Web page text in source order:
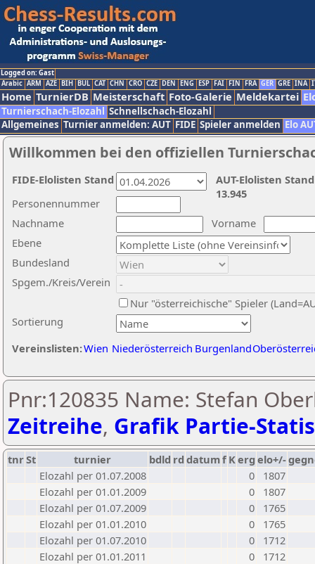
Logged on: Gast
Arabic ARM AZE BIH BUL CAT CHN CRO CZE DEN ENG ESP FAI FIN FRA GER GRE INA
Home TurnierDB Meisterschaft Foto-Galerie Meldekartei
Turnierschach-Elozahl Schnellschach-Elozahl
Allgemeines Turnier anmelden: AUT FIDE Spieler anmelden Elo
Willkommen bei den offiziellen
Nachname
Vorname
Ebene
Sortierung
Personennummer
Bundesland
Spgem./Kreis/Verein
Nur "österreichische" Spieler
Vereinslisten:Wien Niederösterreich Burgenland
AUT-Elolisten
13.945
FIDE-Elolisten Stand
Pnr:120835 Name: Stefan
Zeitreihe, Grafik Partie-
tnrSt turnier bdld rd datumf Kerg elo+/-
Elozahl per 01.07.2008
0
1807
Elozahl per 01.01.2009
0
1807
Elozahl per 01.07.2009
0
1765
Elozahl per 01.01.2010
0
1765
Elozahl per 01.07.2010
0
1712
Elozahl per 01.01.2011
0
1712